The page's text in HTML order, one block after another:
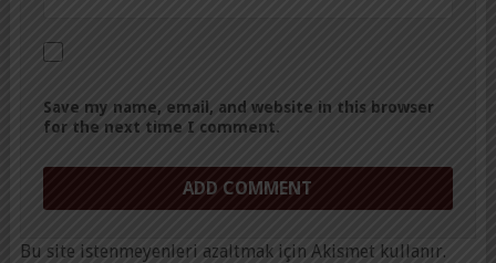
Save my name, email, and website in this browser
for the next time I comment.
Bu site istenmeyenleri azaltmak için Akismet kullanır.